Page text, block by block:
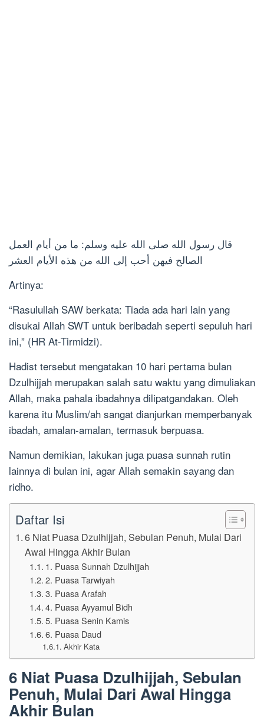
قال رسول الله صلى الله عليه وسلم: ما من أيام العمل
الصالح فيهن أحب إلى الله من هذه الأيام العشر
Artinya:
“Rasulullah SAW berkata: Tiada ada hari lain yang
disukai Allah SWT untuk beribadah seperti sepuluh hari
ini,” (HR At-Tirmidzi).
Hadist tersebut mengatakan 10 hari pertama bulan
Dzulhijjah merupakan salah satu waktu yang dimuliakan
Allah, maka pahala ibadahnya dilipatgandakan. Oleh
karena itu Muslim/ah sangat dianjurkan memperbanyak
ibadah, amalan-amalan, termasuk berpuasa.
Namun demikian, lakukan juga puasa sunnah rutin
lainnya di bulan ini, agar Allah semakin sayang dan
ridho.
Daftar Isi
6 Niat Puasa Dzulhijjah, Sebulan Penuh, Mulai Dari
Awal Hingga Akhir Bulan
1. Puasa Sunnah Dzulhijjah
2. Puasa Tarwiyah
3. Puasa Arafah
4. Puasa Ayyamul Bidh
5. Puasa Senin Kamis
6. Puasa Daud
Akhir Kata
6 Niat Puasa Dzulhijjah, Sebulan
Penuh, Mulai Dari Awal Hingga
Akhir Bulan